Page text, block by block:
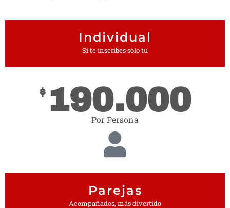
Individual
Si te inscribes solo tu
$ 190.000
Por Persona
Parejas
Acompañados, más divertido